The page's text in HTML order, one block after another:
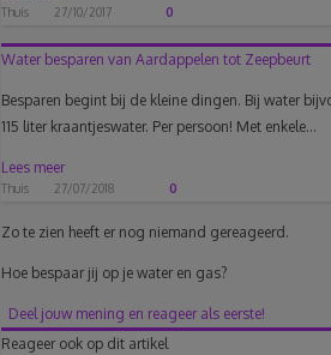
Thuis 27/10/2017 0
Water besparen van Aardappelen tot Zeepbeurt
Besparen begint bij de kleine dingen. Bij water
115 liter kraantjeswater. Per persoon! Met enkele...
Lees meer
Thuis 27/07/2018 0
Zo te zien heeft er nog niemand gereageerd.
Hoe bespaar jij op je water en gas?
Deel jouw mening en reageer als eerste!
Reageer ook op dit artikel